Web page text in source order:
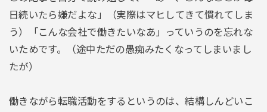
日続いたら嫌だよな」（実際はマヒしてきて慣れてしま
う）「こんな会社で働きたいなあ」っていうのを忘れな
いためです。（途中ただの愚痴みたくなってしまいまし
たが）
働きながら転職活動をするというのは、結構しんどいこ